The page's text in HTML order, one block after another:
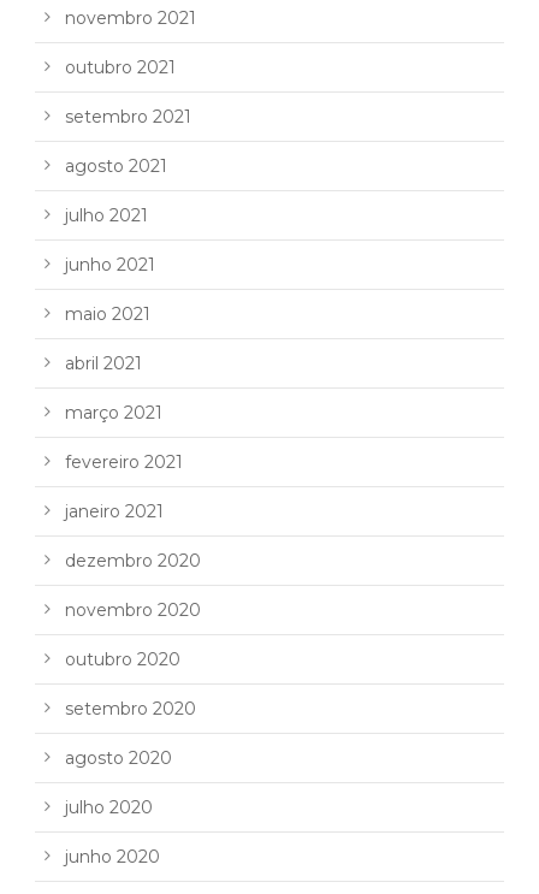
novembro 2021
outubro 2021
setembro 2021
agosto 2021
julho 2021
junho 2021
maio 2021
abril 2021
março 2021
fevereiro 2021
janeiro 2021
dezembro 2020
novembro 2020
outubro 2020
setembro 2020
agosto 2020
julho 2020
junho 2020